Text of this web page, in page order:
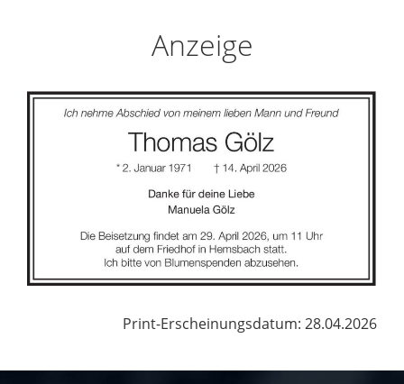
Anzeige
Print-Erscheinungsdatum: 28.04.2026